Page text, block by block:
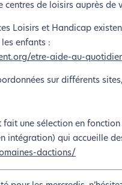
centres de loisirs auprès
Loisirs et Handicap
les enfants :
etre-aide-au-
sur différents
une sélection en
intégration) qui accueille
dactions/